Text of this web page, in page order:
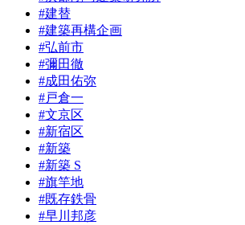
#建替
#建築再構企画
#弘前市
#彌田徹
#成田佑弥
#戸倉一
#文京区
#新宿区
#新築
#新築 S
#旗竿地
#既存鉄骨
#早川邦彦